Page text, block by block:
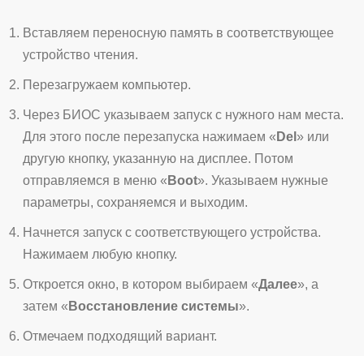
Вставляем переносную память в соответствующее
устройство чтения.
Перезагружаем компьютер.
Через БИОС указываем запуск с нужного нам места.
Для этого после перезапуска нажимаем « Del » или
другую кнопку, указанную на дисплее. Потом
отправляемся в меню « Boot». Указываем нужные
параметры, сохраняемся и выходим.
Начнется запуск с соответствующего устройства.
Нажимаем любую кнопку.
Откроется окно, в котором выбираем «Далее», а
затем « Восстановление системы».
Отмечаем подходящий вариант.